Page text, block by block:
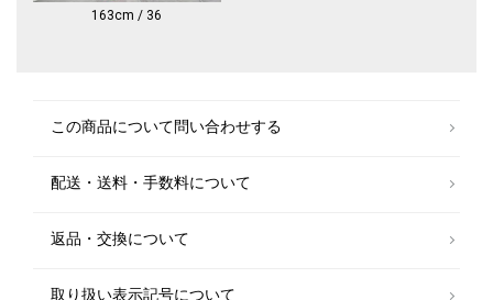
163cm / 36
この商品について問い合わせする
配送・送料・手数料について
返品・交換について
取り扱い表示記号について